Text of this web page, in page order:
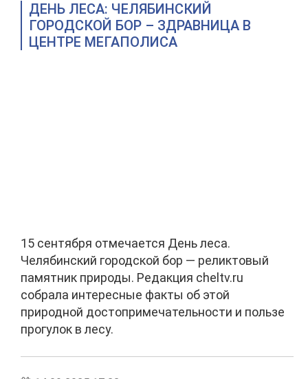
ДЕНЬ ЛЕСА: ЧЕЛЯБИНСКИЙ
ГОРОДСКОЙ БОР – ЗДРАВНИЦА В
ЦЕНТРЕ МЕГАПОЛИСА
15 сентября отмечается День леса.
Челябинский городской бор — реликтовый
памятник природы. Редакция cheltv.ru
собрала интересные факты об этой
природной достопримечательности и пользе
прогулок в лесу.